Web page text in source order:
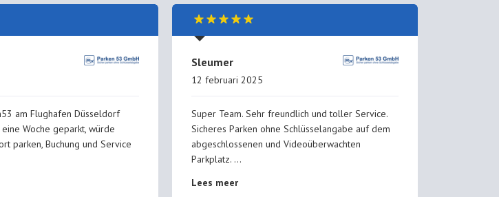
am Flughafen Düsseldorf
Woche geparkt, würde
parken, Buchung und Service
Sleumer
12 februari 2025
Super Team. Sehr freundlich und toller Service.
Sicheres Parken ohne Schlüsselangabe auf dem
abgeschlossenen und Videoüberwachten
Parkplatz. ...
Lees meer